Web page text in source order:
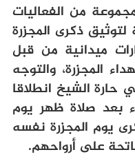
من الفعاليات
ذكرى المجزرة
ميدانية من قبل
المجزرة، والتوجه
حارة الشيخ انطلاقا
بعد صلاة ظهر يوم
ذكرى يوم المجزرة نفسه
على أرواحهم.